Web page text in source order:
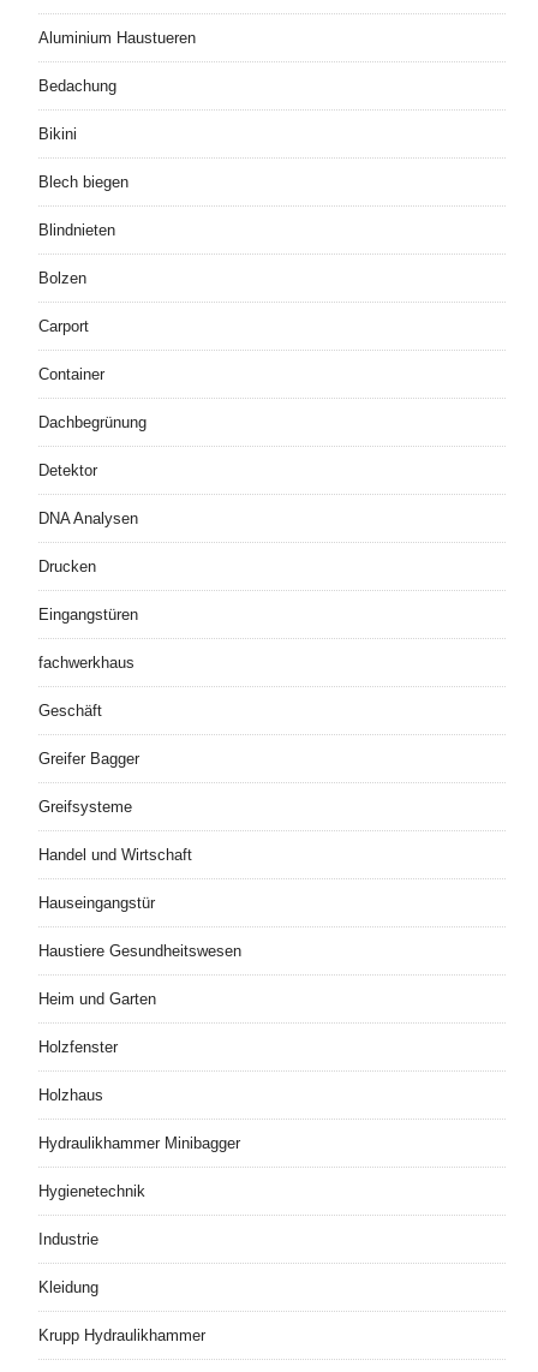
Aluminium Haustueren
Bedachung
Bikini
Blech biegen
Blindnieten
Bolzen
Carport
Container
Dachbegrünung
Detektor
DNA Analysen
Drucken
Eingangstüren
fachwerkhaus
Geschäft
Greifer Bagger
Greifsysteme
Handel und Wirtschaft
Hauseingangstür
Haustiere Gesundheitswesen
Heim und Garten
Holzfenster
Holzhaus
Hydraulikhammer Minibagger
Hygienetechnik
Industrie
Kleidung
Krupp Hydraulikhammer